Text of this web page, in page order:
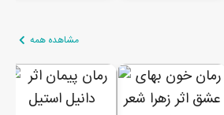
مشاهده همه